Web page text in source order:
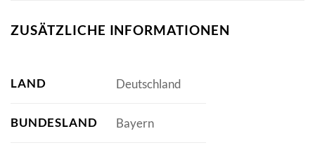
ZUSÄTZLICHE INFORMATIONEN
LAND Deutschland
BUNDESLAND Bayern